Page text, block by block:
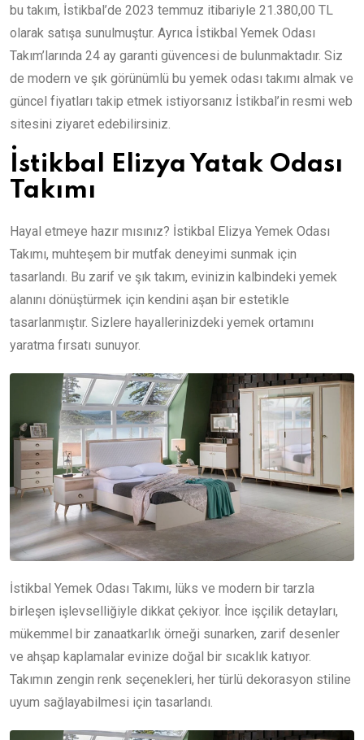
bu takım, İstikbal’de 2023 temmuz itibariyle 21.380,00 TL
olarak satışa sunulmuştur. Ayrıca İstikbal Yemek Odası
Takım’larında 24 ay garanti güvencesi de bulunmaktadır. Siz
de modern ve şık görünümlü bu yemek odası takımı almak ve
güncel fiyatları takip etmek istiyorsanız İstikbal’in resmi web
sitesini ziyaret edebilirsiniz.
İstikbal Elizya Yatak Odası
Takımı
Hayal etmeye hazır mısınız? İstikbal Elizya Yemek Odası
Takımı, muhteşem bir mutfak deneyimi sunmak için
tasarlandı. Bu zarif ve şık takım, evinizin kalbindeki yemek
alanını dönüştürmek için kendini aşan bir estetikle
tasarlanmıştır. Sizlere hayallerinizdeki yemek ortamını
yaratma fırsatı sunuyor.
İstikbal Yemek Odası Takımı, lüks ve modern bir tarzla
birleşen işlevselliğiyle dikkat çekiyor. İnce işçilik detayları,
mükemmel bir zanaatkarlık örneği sunarken, zarif desenler
ve ahşap kaplamalar evinize doğal bir sıcaklık katıyor.
Takımın zengin renk seçenekleri, her türlü dekorasyon stiline
uyum sağlayabilmesi için tasarlandı.